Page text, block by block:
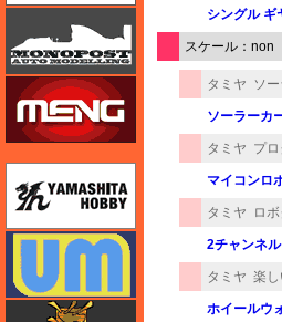
シングル ギ
スケール：non
タミヤ ソ
ソーラーカ
タミヤ プ
マイコンロ
タミヤ ロ
2チャンネ
タミヤ 楽
ホイールウ
モンモデル（MENG
ライオンロア（